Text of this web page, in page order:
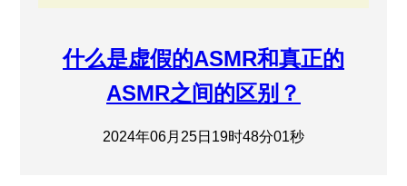
什么是虚假的ASMR和真正的
ASMR之间的区别？
2024年06月25日19时48分01秒